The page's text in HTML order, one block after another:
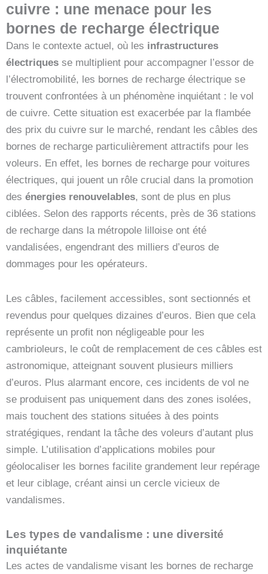
cuivre : une menace pour les
bornes de recharge électrique
Dans le contexte actuel, où les infrastructures
électriques se multiplient pour accompagner l’essor de
l’électromobilité, les bornes de recharge électrique se
trouvent confrontées à un phénomène inquiétant : le vol
de cuivre. Cette situation est exacerbée par la flambée
des prix du cuivre sur le marché, rendant les câbles des
bornes de recharge particulièrement attractifs pour les
voleurs. En effet, les bornes de recharge pour voitures
électriques, qui jouent un rôle crucial dans la promotion
des énergies renouvelables, sont de plus en plus
ciblées. Selon des rapports récents, près de 36 stations
de recharge dans la métropole lilloise ont été
vandalisées, engendrant des milliers d’euros de
dommages pour les opérateurs.
Les câbles, facilement accessibles, sont sectionnés et
revendus pour quelques dizaines d’euros. Bien que cela
représente un profit non négligeable pour les
cambrioleurs, le coût de remplacement de ces câbles est
astronomique, atteignant souvent plusieurs milliers
d’euros. Plus alarmant encore, ces incidents de vol ne
se produisent pas uniquement dans des zones isolées,
mais touchent des stations situées à des points
stratégiques, rendant la tâche des voleurs d’autant plus
simple. L’utilisation d’applications mobiles pour
géolocaliser les bornes facilite grandement leur repérage
et leur ciblage, créant ainsi un cercle vicieux de
vandalismes.
Les types de vandalisme : une diversité
inquiétante
Les actes de vandalisme visant les bornes de recharge